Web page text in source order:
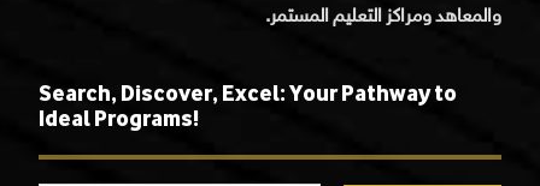
والمعاهد ومراكز التعليم المستمر.
Search, Discover, Excel: Your Pathway to
Ideal Programs!